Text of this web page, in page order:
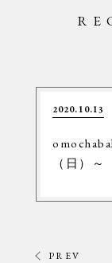
2020.10.13
（日）
PREV